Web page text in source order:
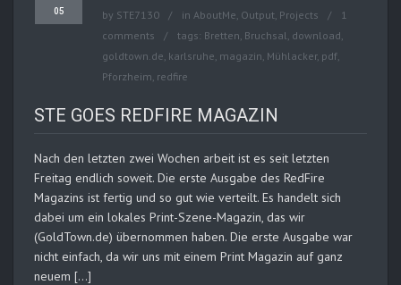
05 by STE7130 in AboutMe Output Projects
1
comments
tags: Bretten Bruchsal download
goldtown.de karlsruhe magazin Mühlacker, pdf
Pforzheim redfire
STE GOES REDFIRE MAGAZIN
Nach den letzten zwei Wochen arbeit ist es seit letzten
Freitag endlich soweit. Die erste Ausgabe des RedFire
Magazins ist fertig und so gut wie verteilt. Es handelt sich
dabei um ein lokales Print-Szene-Magazin, das wir
(GoldTown.de) übernommen haben. Die erste Ausgabe war
nicht einfach, da wir uns mit einem Print Magazin auf ganz
neuem […]